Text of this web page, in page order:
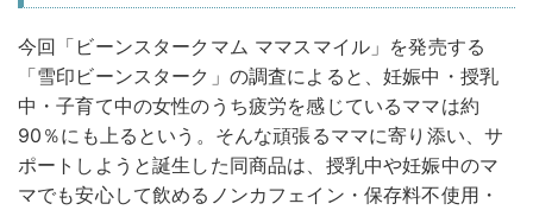
今回「ビーンスタークマム ママスマイル」を発売する
「雪印ビーンスターク」の調査によると、妊娠中・授乳
中・子育て中の女性のうち疲労を感じているママは約
90％にも上るという。そんな頑張るママに寄り添い、サ
ポートしようと誕生した同商品は、授乳中や妊娠中のマ
マでも安心して飲めるノンカフェイン・保存料不使用・